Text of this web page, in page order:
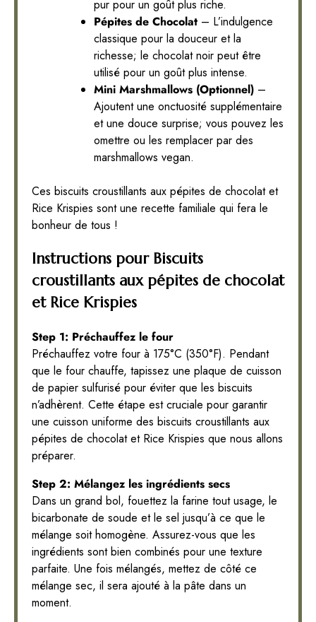
pur pour un goût plus riche.
Pépites de Chocolat – L’indulgence
classique pour la douceur et la
richesse; le chocolat noir peut être
utilisé pour un goût plus intense.
Mini Marshmallows (Optionnel) –
Ajoutent une onctuosité supplémentaire
et une douce surprise; vous pouvez les
omettre ou les remplacer par des
marshmallows vegan.
Ces biscuits croustillants aux pépites de chocolat et
Rice Krispies sont une recette familiale qui fera le
bonheur de tous !
Instructions pour Biscuits
croustillants aux pépites de chocolat
et Rice Krispies
Step 1: Préchauffez le four
Préchauffez votre four à 175°C (350°F). Pendant
que le four chauffe, tapissez une plaque de cuisson
de papier sulfurisé pour éviter que les biscuits
n’adhèrent. Cette étape est cruciale pour garantir
une cuisson uniforme des biscuits croustillants aux
pépites de chocolat et Rice Krispies que nous allons
préparer.
Step 2: Mélangez les ingrédients secs
Dans un grand bol, fouettez la farine tout usage, le
bicarbonate de soude et le sel jusqu’à ce que le
mélange soit homogène. Assurez-vous que les
ingrédients sont bien combinés pour une texture
parfaite. Une fois mélangés, mettez de côté ce
mélange sec, il sera ajouté à la pâte dans un
moment.